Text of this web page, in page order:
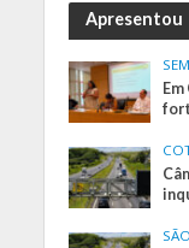
Apresentou